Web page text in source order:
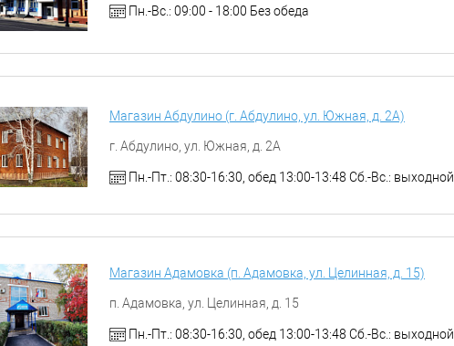
Пн.-Вс.: 09:00 - 18:00 Без обеда
Магазин Абдулино (г. Абдулино, ул. Южная, д. 2А)
г. Абдулино, ул. Южная, д. 2А
Пн.-Пт.: 08:30-16:30, обед 13:00-13:48 Сб.-Вс.: выходной
Магазин Адамовка (п. Адамовка, ул. Целинная, д. 15)
п. Адамовка, ул. Целинная, д. 15
Пн.-Пт.: 08:30-16:30, обед 13:00-13:48 Сб.-Вс.: выходной